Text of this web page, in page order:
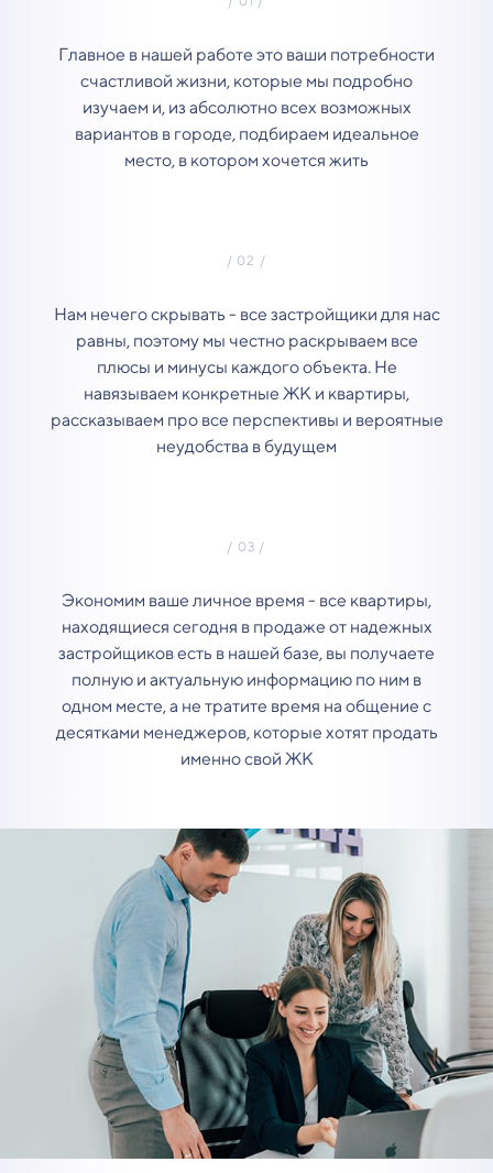
Главное в нашей работе это ваши потребности
счастливой жизни, которые мы подробно
изучаем и, из абсолютно всех возможных
вариантов в городе, подбираем идеальное
место, в котором хочется жить
Нам нечего скрывать - все застройщики для нас
равны, поэтому мы честно раскрываем все
плюсы и минусы каждого объекта. Не
навязываем конкретные ЖК и квартиры,
рассказываем про все перспективы и вероятные
неудобства в будущем
Экономим ваше личное время - все квартиры,
находящиеся сегодня в продаже от надежных
застройщиков есть в нашей базе, вы получаете
полную и актуальную информацию по ним в
одном месте, а не тратите время на общение с
десятками менеджеров, которые хотят продать
именно свой ЖК